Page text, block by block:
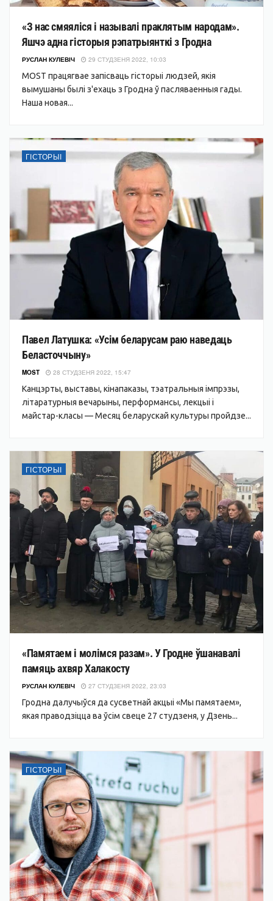
«З нас смяяліся і называлі праклятым народам».
Яшчэ адна гісторыя рэпатрыянткі з Гродна
РУСЛАН КУЛЕВІЧ 29 СТУДЗЕНЯ 2022, 10:03
MOST працягвае запісваць гісторыі людзей, якія
вымушаны былі з'ехаць з Гродна ў пасляваенныя гады.
Наша новая...
ГІСТОРЫІ
Павел Латушка: «Усім беларусам раю наведаць
Беласточчыну»
MOST 28 СТУДЗЕНЯ 2022, 15:47
Канцэрты, выставы, кінапаказы, тэатральныя імпрэзы,
літаратурныя вечарыны, перформансы, лекцыі і
майстар-класы — Месяц беларускай культуры пройдзе...
ГІСТОРЫІ
«Памятаем і молімся разам». У Гродне ўшанавалі
памяць ахвяр Халакосту
РУСЛАН КУЛЕВІЧ 27 СТУДЗЕНЯ 2022, 23:03
Гродна далучыўся да сусветнай акцыі «Мы памятаем»,
якая праводзіцца ва ўсім свеце 27 студзеня, у Дзень...
ГІСТОРЫІ